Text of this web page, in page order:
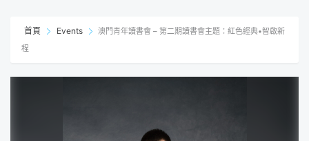
首頁 Events
澳門青年讀書會 – 第二期讀書會主題：紅色經典•智啟新
程